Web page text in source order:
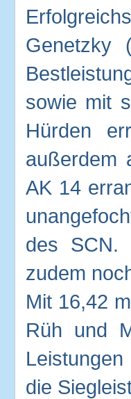
Genetzky
sowie mit
Hürden
außerdem
AK 14
des SCN.
zudem
Mit 16,42
Rüh und
die